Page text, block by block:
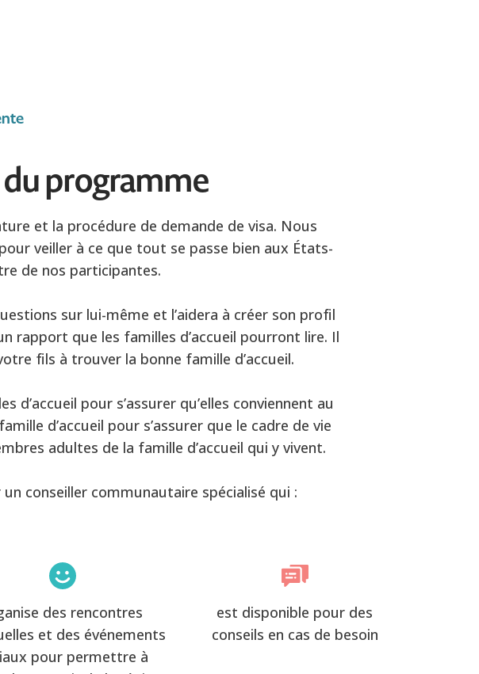
programme
et la procédure de demande de visa. Nous
veiller à ce que tout se passe bien aux États-
de nos participantes.
sur lui-même et l’aidera à créer son profil
rapport que les familles d’accueil pourront lire. Il
fils à trouver la bonne famille d’accueil.
pour s’assurer qu’elles conviennent au
d’accueil pour s’assurer que le cadre de vie
adultes de la famille d’accueil qui y vivent.
conseiller communautaire spécialisé qui :
des rencontres
et des événements
pour permettre à
est disponible pour des
conseils en cas de besoin